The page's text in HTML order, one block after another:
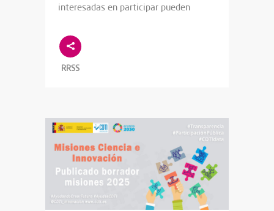
interesadas en participar pueden
RRSS